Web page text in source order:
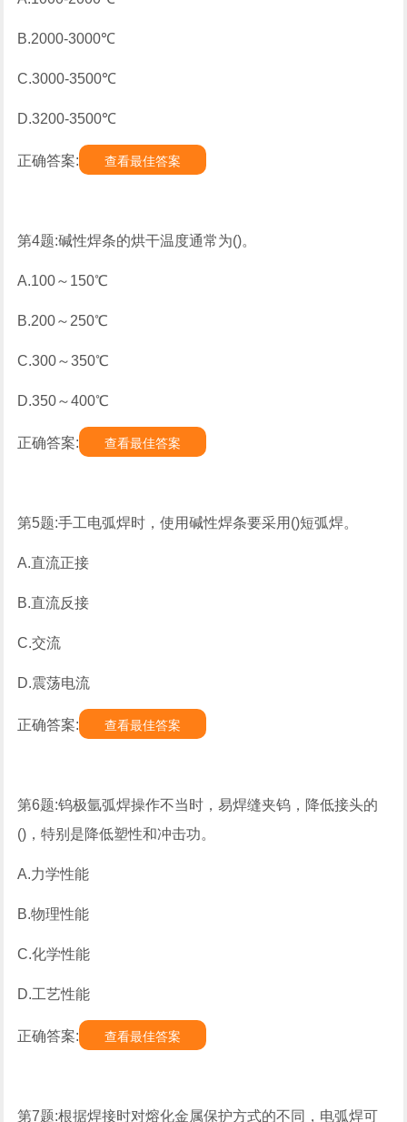
B.2000-3000℃
C.3000-3500℃
D.3200-3500℃
正确答案: 查看最佳答案
第4题:碱性焊条的烘干温度通常为()。
A.100～150℃
B.200～250℃
C.300～350℃
D.350～400℃
正确答案: 查看最佳答案
第5题:手工电弧焊时，使用碱性焊条要采用()短弧焊。
A.直流正接
B.直流反接
C.交流
D.震荡电流
正确答案: 查看最佳答案
第6题:钨极氩弧焊操作不当时，易焊缝夹钨，降低接头的
()，特别是降低塑性和冲击功。
A.力学性能
B.物理性能
C.化学性能
D.工艺性能
正确答案: 查看最佳答案
第7题:根据焊接时对熔化金属保护方式的不同，电弧焊可